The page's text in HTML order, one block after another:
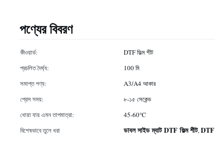
পণ্যের বিবরণ
কীওয়ার্ড: DTF ফিল্ম শীট
প্রচলিত দৈর্ঘ্য:
100 মি
সমাপ্ত পণ্য:
A3/A4 আকার
প্রেস সময়:
৮-১৫ সেকেন্ড
ধোয়া যায় এমন তাপমাত্রা:
45-60℃
বিশেষভাবে তুলে ধরা
ডাবল সাইড ম্যাট DTF ফিল্ম শীট,DTF